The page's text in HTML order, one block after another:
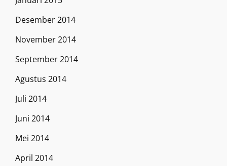
Desember 2014
November 2014
September 2014
Agustus 2014
Juli 2014
Juni 2014
Mei 2014
April 2014